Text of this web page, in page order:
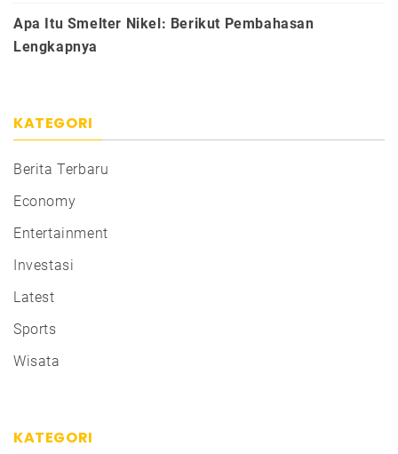
Apa Itu Smelter Nikel: Berikut Pembahasan
Lengkapnya
KATEGORI
Berita Terbaru
Economy
Entertainment
Investasi
Latest
Sports
Wisata
KATEGORI